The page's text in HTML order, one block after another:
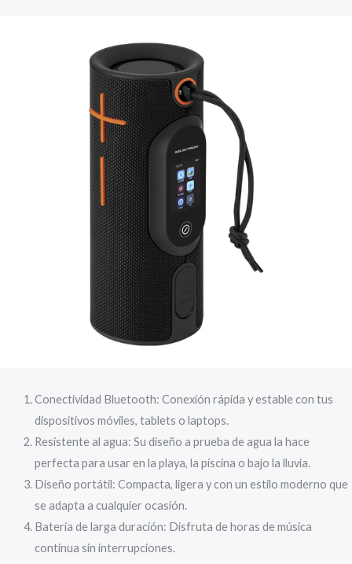
Conectividad Bluetooth: Conexión rápida y estable con tus
dispositivos móviles, tablets o laptops.
Resistente al agua: Su diseño a prueba de agua la hace
perfecta para usar en la playa, la piscina o bajo la lluvia.
Diseño portátil: Compacta, ligera y con un estilo moderno que
se adapta a cualquier ocasión.
Batería de larga duración: Disfruta de horas de música
continua sin interrupciones.